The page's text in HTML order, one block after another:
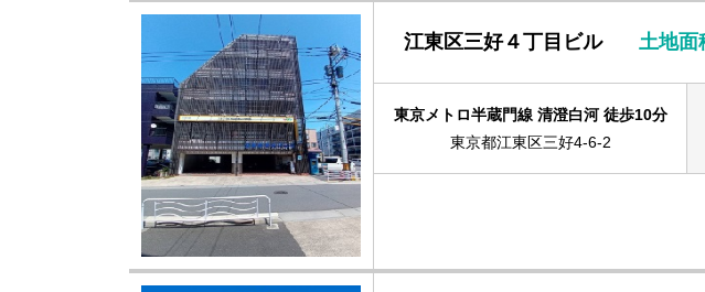
江東区三好４丁目ビル 土地面
東京メトロ半蔵門線 清澄白河 徒歩10分
東京都江東区三好4-6-2